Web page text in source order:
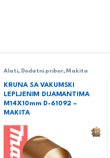
Alati, Dodatni pribor, Makita
KRUNA SA VAKUMSKI
LEPLJENIM DIJAMANTIMA
M14X10mm D-61092 –
MAKITA